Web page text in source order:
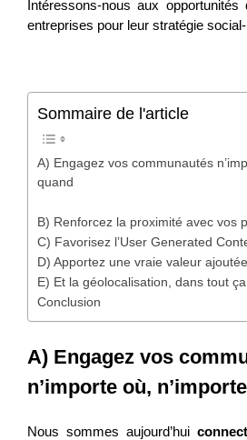
Intéressons-nous aux opportunités
entreprises pour leur stratégie
Sommaire de l'article
A) Engagez vos communautés
quand
B) Renforcez la proximité avec vos
C) Favorisez l’User Generated
D) Apportez une vraie valeur ajoutée
E) Et la géolocalisation, dans tout
Conclusion
A) Engagez vos
n’importe où,
Nous sommes aujourd’hui